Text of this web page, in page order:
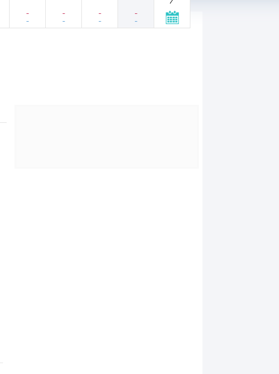
-
-
-
-
-
-
-
-